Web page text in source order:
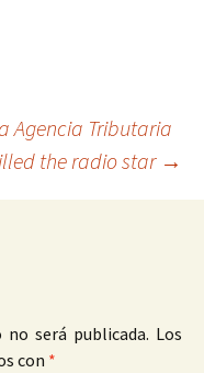
Agencia Tributaria
the radio star →
será publicada. Los
con *